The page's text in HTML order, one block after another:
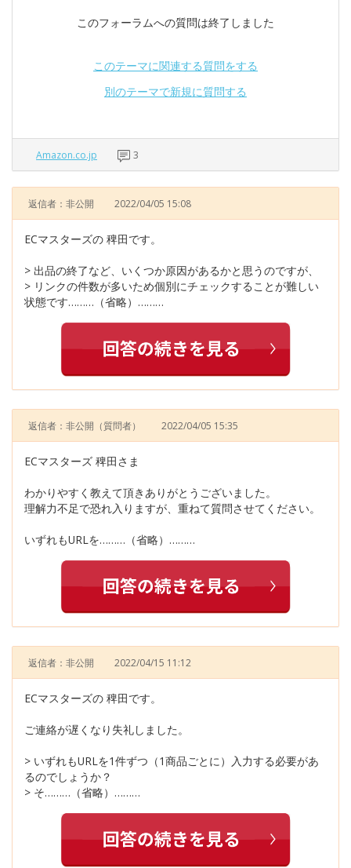
このフォーラムへの質問は終了しました
このテーマに関連する質問をする
別のテーマで新規に質問する
Amazon.co.jp 3
返信者：非公開 2022/04/05 15:08
ECマスターズの 稗田です。
> 出品の終了など、いくつか原因があるかと思うのですが、
> リンクの件数が多いため個別にチェックすることが難しい
状態です………（省略）………
返信者：非公開 （質問者） 2022/04/05 15:35
ECマスターズ 稗田さま
わかりやすく教えて頂きありがとうございました。
理解力不足で恐れ入りますが、重ねて質問させてください。
いずれもURLを………（省略）………
返信者：非公開 2022/04/15 11:12
ECマスターズの 稗田です。
ご連絡が遅くなり失礼しました。
> いずれもURLを1件ずつ（1商品ごとに）入力する必要があ
るのでしょうか？
> そ………（省略）………